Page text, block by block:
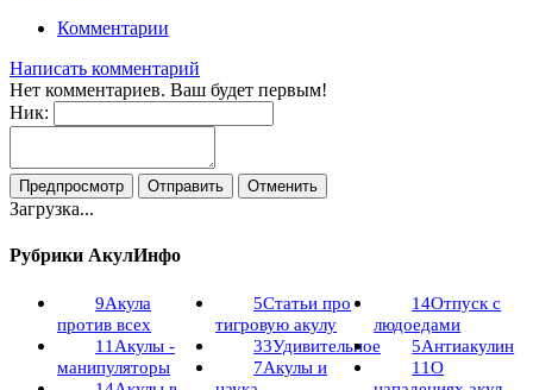
Комментарии
Написать комментарий
Нет комментариев. Ваш будет первым!
Ник:
Загрузка...
Рубрики АкулИнфо
9Акула
против всех
11 Акулы -
манипуляторы
5Статьи про
тигровую акулу
33Удивительное
7Акулы и
14Отпуск с
людоедами
5Антиакулин
11О